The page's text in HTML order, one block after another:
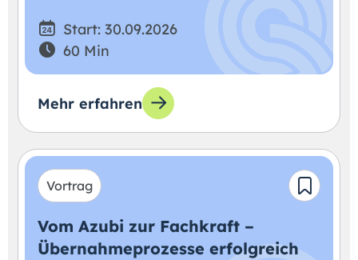
Start: 30.09.2026
60 Min
Mehr erfahren
Vortrag
Vom Azubi zur Fachkraft –
Übernahmeprozesse erfolgreich